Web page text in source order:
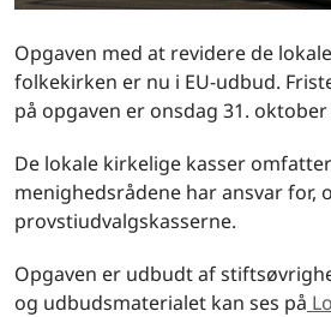
Opgaven med at revidere de
folkekirken er nu i EU-udbud.
på opgaven er onsdag 31. oktober
De lokale kirkelige kasser
menighedsrådene har ansvar for,
provstiudvalgskasserne.
Opgaven er udbudt af
og udbudsmaterialet kan ses på